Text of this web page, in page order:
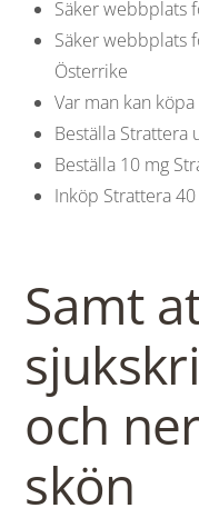
Säker webbplats
Säker webbplats
Österrike
Var man kan
Beställa Strattera
Beställa 10 mg
Inköp Strattera
Samt
och
skön